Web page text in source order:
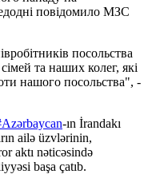
повідомило МЗС
посольства
та наших колег, які
нашого посольства", -
-ın İrandakı
ailə üzvlərinin,
aktı nəticəsində
başa çatıb.